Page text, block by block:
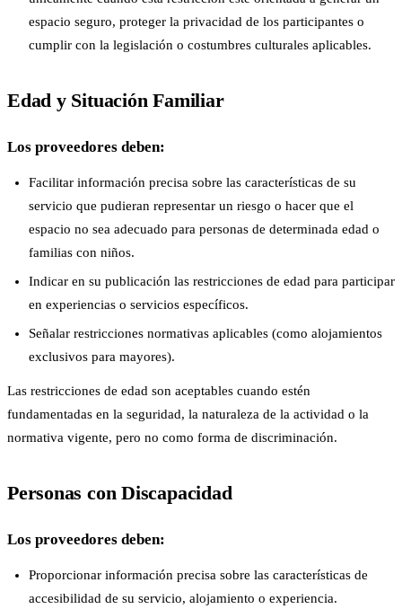
espacio seguro, proteger la privacidad de los participantes o
cumplir con la legislación o costumbres culturales aplicables.
Edad y Situación Familiar
Los proveedores deben:
Facilitar información precisa sobre las características de su
servicio que pudieran representar un riesgo o hacer que el
espacio no sea adecuado para personas de determinada edad o
familias con niños.
Indicar en su publicación las restricciones de edad para participar
en experiencias o servicios específicos.
Señalar restricciones normativas aplicables (como alojamientos
exclusivos para mayores).
Las restricciones de edad son aceptables cuando estén
fundamentadas en la seguridad, la naturaleza de la actividad o la
normativa vigente, pero no como forma de discriminación.
Personas con Discapacidad
Los proveedores deben:
Proporcionar información precisa sobre las características de
accesibilidad de su servicio, alojamiento o experiencia.